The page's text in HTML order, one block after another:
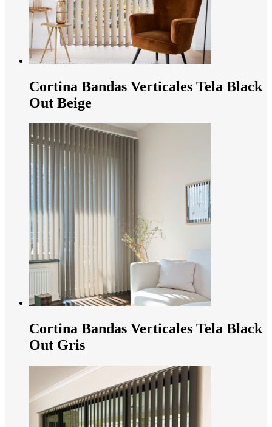
Cortina Bandas Verticales Tela Black
Out Beige
Cortina Bandas Verticales Tela Black
Out Gris